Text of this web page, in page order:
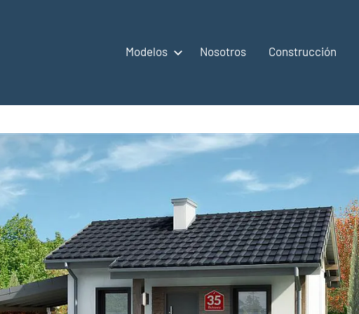
Modelos Nosotros Construcción